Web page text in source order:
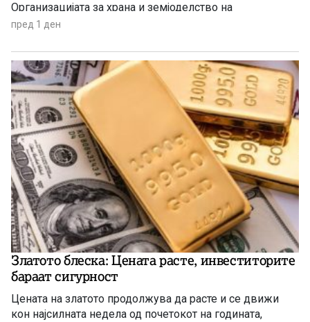
Организацијата за храна и земјоделство на
Обединетите нации (ФАО).
пред 1 ден
Златото блеска: Цената расте, инвеститорите
бараат сигурност
Цената на златото продолжува да расте и се движи
кон најсилната недела од почетокот на годината,